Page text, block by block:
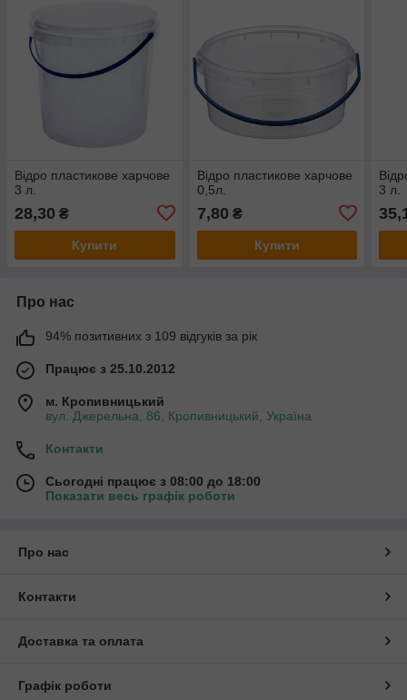
Відро пластикове харчове
3 л.
28,30 ₴
Купити
Відро пластикове харчове
0,5л.
7,80 ₴
Купити
3 л.
Про нас
94% позитивних з 109 відгуків за рік
Працює з 25.10.2012
м. Кропивницький
вул. Джерельна, 86, Кропивницький, Україна
Контакти
Сьогодні працює з 08:00 до 18:00
Показати весь графік роботи
Про нас
Контакти
Доставка та оплата
Графік роботи